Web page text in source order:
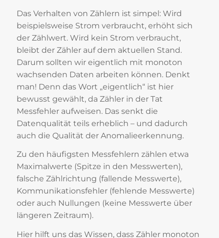
Das Verhalten von Zählern ist simpel: Wird
beispielsweise Strom verbraucht, erhöht sich
der Zählwert. Wird kein Strom verbraucht,
bleibt der Zähler auf dem aktuellen Stand.
Darum sollten wir eigentlich mit monoton
wachsenden Daten arbeiten können. Denkt
man! Denn das Wort „eigentlich“ ist hier
bewusst gewählt, da Zähler in der Tat
Messfehler aufweisen. Das senkt die
Datenqualität teils erheblich – und dadurch
auch die Qualität der Anomalieerkennung.
Zu den häufigsten Messfehlern zählen etwa
Maximalwerte (Spitze in den Messwerten),
falsche Zählrichtung (fallende Messwerte),
Kommunikationsfehler (fehlende Messwerte)
oder auch Nullungen (keine Messwerte über
längeren Zeitraum).
Hier hilft uns das Wissen, dass Zähler monoton